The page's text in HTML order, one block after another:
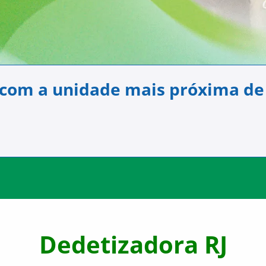
a unidade mais próxima
Dedetizadora RJ